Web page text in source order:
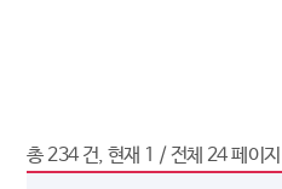
총 234건, 현재 1 / 전체 24페이지